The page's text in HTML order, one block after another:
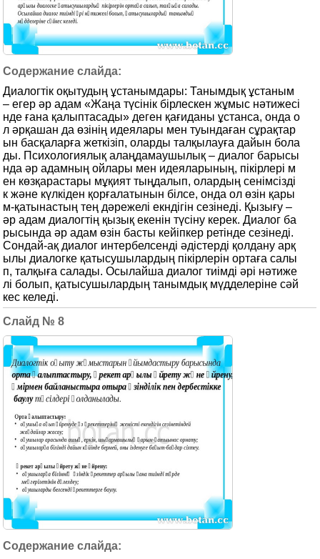
Диалогтік оқытудың ұстанымдары: Танымдық ұстаным
– егер әр адам «Жаңа түсінік бірлескен жұмыс нәтижесі
нде ғана қалыптасады» деген қағиданы ұстанса, онда о
л әрқашан да өзінің идеялары мен туындаған сұрақтар
ын басқаларға жеткізіп, оларды талқылауға дайын бола
ды. Психологиялық алаңдамаушылық – диалог барысы
нда әр адамның ойлары мен идеяларының, пікірлері м
ен көзқарастары мұқият тыңдалып, олардың сенімсізді
к және күлкіден қорғалатынын білсе, онда ол өзін қары
м-қатынастың тең дәрежелі екндігін сезінеді. Қызығу –
әр адам диалогтің қызық екенін түсіну керек. Диалог ба
рысында әр адам өзін басты кейіпкер ретінде сезінеді.
Сондай-ақ диалог интербелсенді әдістерді қолдану арқ
ылы диалогке қатысушылардың пікірлерін ортаға салы
п, талқыға салады. Осылайша диалог тиімді әрі нәтиже
лі болып, қатысушылардың танымдық мүдделеріне сәй
кес келеді.
8